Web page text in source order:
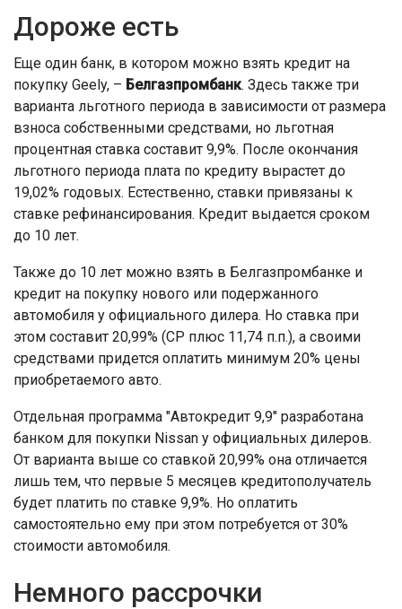
Дороже есть
Еще один банк, в котором можно взять кредит на
покупку Geely, – Белгазпромбанк. Здесь также три
варианта льготного периода в зависимости от размера
взноса собственными средствами, но льготная
процентная ставка составит 9,9%. После окончания
льготного периода плата по кредиту вырастет до
19,02% годовых. Естественно, ставки привязаны к
ставке рефинансирования. Кредит выдается сроком
до 10 лет.
Также до 10 лет можно взять в Белгазпромбанке и
кредит на покупку нового или подержанного
автомобиля у официального дилера. Но ставка при
этом составит 20,99% (СР плюс 11,74 п.п.), а своими
средствами придется оплатить минимум 20% цены
приобретаемого авто.
Отдельная программа "Автокредит 9,9" разработана
банком для покупки Nissan у официальных дилеров.
От варианта выше со ставкой 20,99% она отличается
лишь тем, что первые 5 месяцев кредитополучатель
будет платить по ставке 9,9%. Но оплатить
самостоятельно ему при этом потребуется от 30%
стоимости автомобиля.
Немного рассрочки